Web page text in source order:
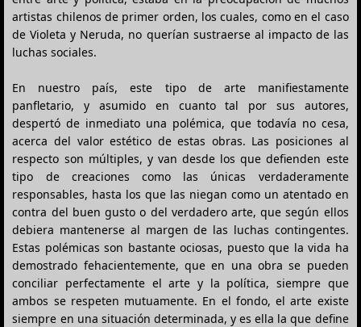
artistas chilenos de primer orden, los cuales, como en el caso
de Violeta y Neruda, no querían sustraerse al impacto de las
luchas sociales.
En nuestro país, este tipo de arte manifiestamente
panfletario, y asumido en cuanto tal por sus autores,
despertó de inmediato una polémica, que todavía no cesa,
acerca del valor estético de estas obras. Las posiciones al
respecto son múltiples, y van desde los que defienden este
tipo de creaciones como las únicas verdaderamente
responsables, hasta los que las niegan como un atentado en
contra del buen gusto o del verdadero arte, que según ellos
debiera mantenerse al margen de las luchas contingentes.
Estas polémicas son bastante ociosas, puesto que la vida ha
demostrado fehacientemente, que en una obra se pueden
conciliar perfectamente el arte y la política, siempre que
ambos se respeten mutuamente. En el fondo, el arte existe
siempre en una situación determinada, y es ella la que define